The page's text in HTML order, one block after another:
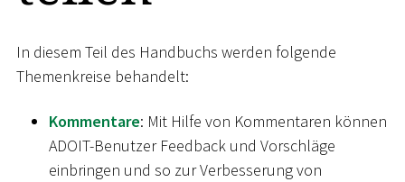
In diesem Teil des Handbuchs werden folgende
Themenkreise behandelt:
Kommentare: Mit Hilfe von Kommentaren können
ADOIT-Benutzer Feedback und Vorschläge
einbringen und so zur Verbesserung von